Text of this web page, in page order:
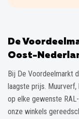
De
Oost-
Bij De Voordeelmarkt
laagste prijs.
op elke gewenste
onze winkels